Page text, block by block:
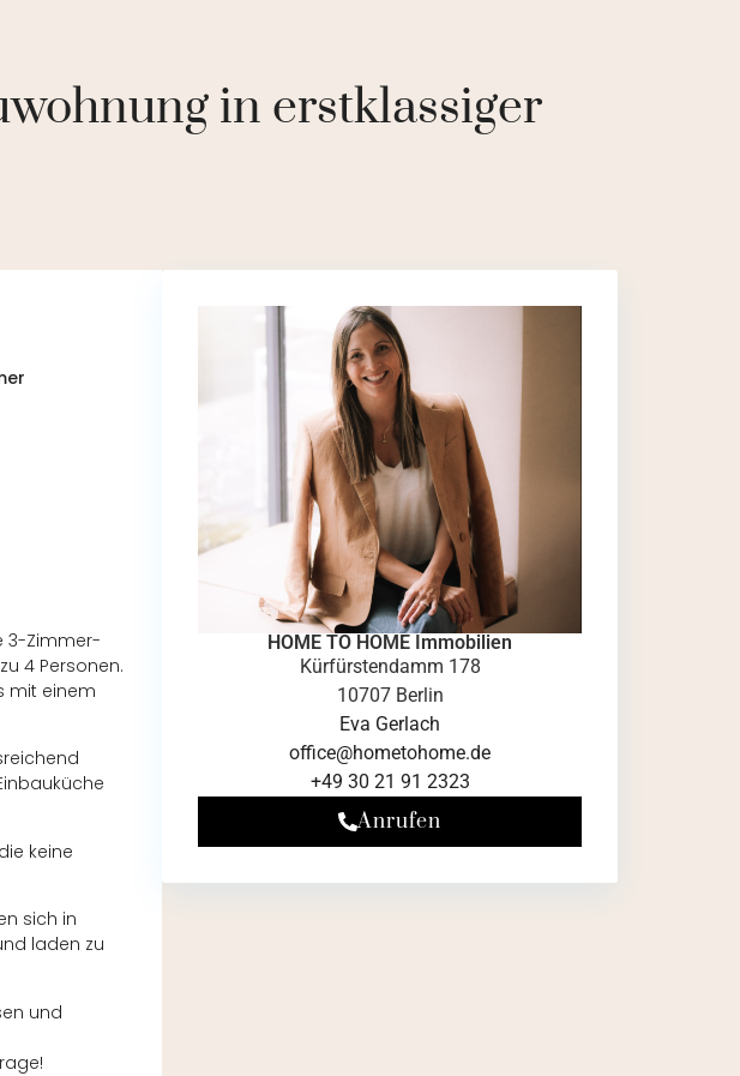
in erstklassiger
3-Zimmer-
4 Personen.
mit einem
keine
sich in
laden zu
und
HOME TO HOME Immobilien
Kürfürstendamm 178
10707 Berlin
Eva Gerlach
office@hometohome.de
+49 30 21 91 2323
Anrufen